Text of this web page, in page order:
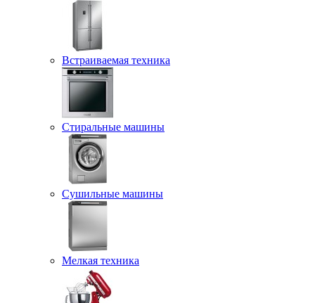
Встраиваемая техника
Стиральные машины
Сушильные машины
Мелкая техника